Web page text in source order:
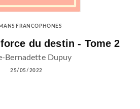
FRANCOPHONES
du destin - Tome 2
Bernadette Dupuy
25/05/2022